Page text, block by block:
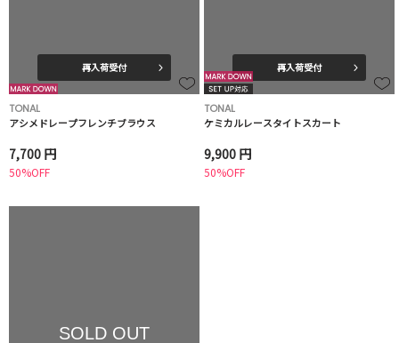
再入荷受付
TONAL
アシメドレープフレンチブラウス
7,700 円
50%OFF
再入荷受付
TONAL
ケミカルレースタイトスカート
9,900 円
50%OFF
SOLD OUT